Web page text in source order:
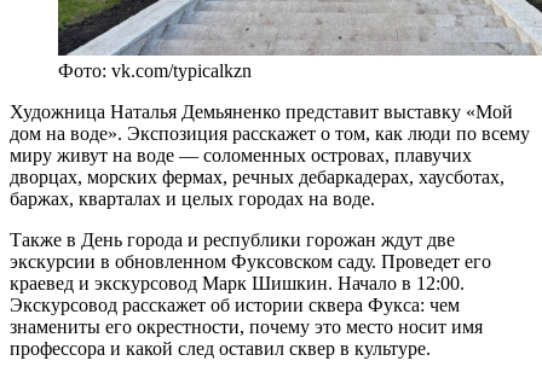
Фото: vk.com/typicalkzn
Художница Наталья Демьяненко представит выставку «Мой
дом на воде». Экспозиция расскажет о том, как люди по всему
миру живут на воде — соломенных островах, плавучих
дворцах, морских фермах, речных дебаркадерах, хаусботах,
баржах, кварталах и целых городах на воде.
Также в День города и республики горожан ждут две
экскурсии в обновленном Фуксовском саду. Проведет его
краевед и экскурсовод Марк Шишкин. Начало в 12:00.
Экскурсовод расскажет об истории сквера Фукса: чем
знамениты его окрестности, почему это место носит имя
профессора и какой след оставил сквер в культуре.